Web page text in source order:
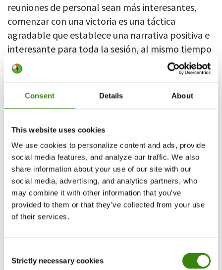
Consent Details About
This website uses cookies
We use cookies to personalize content and ads, provide
social media features, and analyze our traffic. We also
share information about your use of our site with our
social media, advertising, and analytics partners, who
may combine it with other information that you’ve
provided to them or that they’ve collected from your use
of their services.
Selection
Strictly necessary cookies
reuniones de personal sean más interesantes,
comenzar con una victoria es una táctica
agradable que establece una narrativa positiva e
interesante para toda la sesión, al mismo tiempo
que aumenta la motivación de tu personal.
Programa un micrófono abierto
sobre cosas externas al trabajo
Agregar un aspecto informal a las reuniones
puede fomentar la camaradería del equipo y
aumentar su compromiso. El micrófono abierto
es un método especialmente efectivo para
reuniones de revisión semanales o mensuales que
tienden a ser más largas y menos apresuradas. Un